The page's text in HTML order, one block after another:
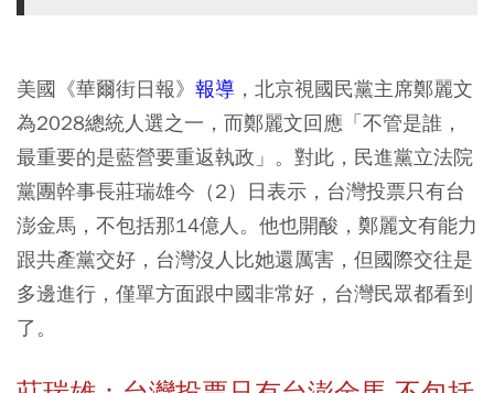
美國《華爾街日報》 報導 ，北京視國民黨主席鄭麗文
為2028總統人選之一，而鄭麗文回應「不管是誰，
最重要的是藍營要重返執政」。對此，民進黨立法院
黨團幹事長莊瑞雄今（2）日表示，台灣投票只有台
澎金馬，不包括那14億人。他也開酸，鄭麗文有能力
跟共產黨交好，台灣沒人比她還厲害，但國際交往是
多邊進行，僅單方面跟中國非常好，台灣民眾都看到
了。